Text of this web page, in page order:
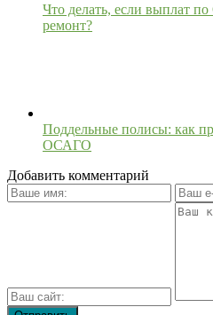
Что делать, если выплат
ремонт?
Поддельные полисы: как
ОСАГО
Добавить комментарий